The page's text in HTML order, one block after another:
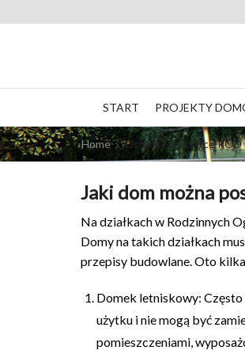
START PROJEKTY
Home Domek Na Działce ROD
Jaki dom można
Na działkach w Rodzinnych
Domy na takich działkach
przepisy budowlane. Oto
Domek letniskowy:
użytku i nie mogą być
pomieszczeniami,